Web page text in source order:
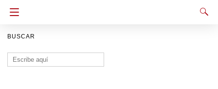
BUSCAR
Buscar: